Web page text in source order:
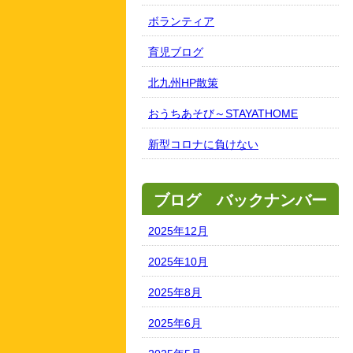
ボランティア
育児ブログ
北九州HP散策
おうちあそび～STAYATHOME
新型コロナに負けない
ブログ バックナンバー
2025年12月
2025年10月
2025年8月
2025年6月